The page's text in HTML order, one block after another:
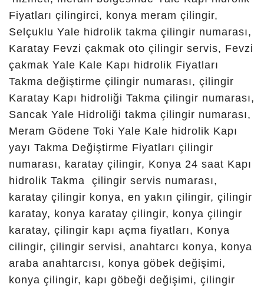
Çilingir, Hacıfettah Çilingir,
Harmancık Çilingir, Hasanköy
Çilingir, Hasanşeyh Çilingir,
Hatıp Çilingir, Hatunsaray
Çilingir, Havzan Çilingir,
İkipınar Çilingir, İlyasbaba
Çilingir, İnlice Çilingir, Kalfalar
Çilingir, Karaağaç Çilingir,
Karaaslan Aybahçe Çilingir,
Karadiğin Çilingir,
Karadiğinderesi Çilingir,
Karahüyük Çilingir, Kaşınhanı
İstasyon Çilingir, Kaşınhanı
Yeni Çilingir, Kavak Çilingir,
Kayadibi Çilingir, Kayalı
Çilingir, Kayhüyük Çilingir,
Kızılören Çilingir, Kirazlı